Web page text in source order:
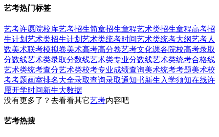
艺考热门标签
艺考许愿院校库艺考招生简章招生章程艺术类招生章程高考招
生计划 艺术类招生计划 艺术类统考时间艺术类统考大纲艺考人
数美术联考模拟卷美术高考高分卷艺考文化课各院校高考录取
分数线艺术类录取分数线艺术类专业分数线艺术类统考合格线
艺术类统考查分艺术类校考专业成绩查询美术统考考题美术校
考考题画室排名大全录取查询录取通知书新生入学须知在线许
愿开学时间新生大数据
没有更多了？去看看其它艺考内容吧
艺考热搜